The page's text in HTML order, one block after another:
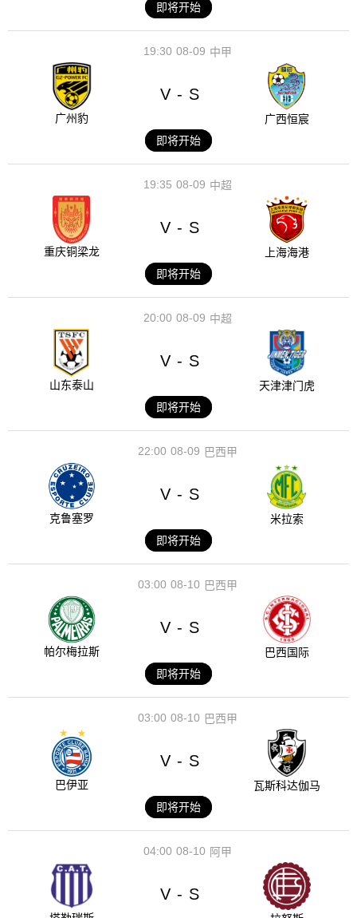
即将开始
08-09
19:30 中甲
广州豹
V - S
广西恒宸
即将开始
08-09
19:35 中超
重庆铜梁龙
V - S
上海海港
即将开始
08-09
20:00 中超
山东泰山
V - S
天津津门虎
即将开始
08-09
22:00 巴西甲
克鲁塞罗
V - S
米拉索
即将开始
08-10
03:00 巴西甲
帕尔梅拉斯
V - S
巴西国际
即将开始
08-10
03:00 巴西甲
巴伊亚
V - S
瓦斯科达伽马
即将开始
08-10
04:00 阿甲
V - S